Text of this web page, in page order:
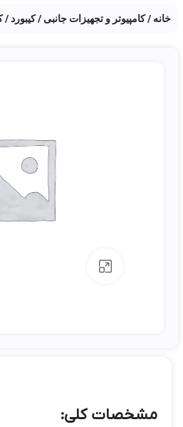
خانه کامپیوتر و تجهیزات جانبی کیبورد
مشخصات کلی: